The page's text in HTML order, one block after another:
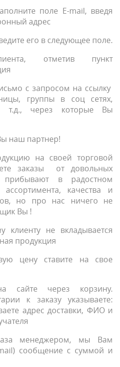
поле E-mail, введя
адрес
его в следующее поле.
отметив пункт
с запросом на ссылку
группы в соц сетях,
т.д., через которые Вы
наш партнер!
на своей торговой
заказы от довольных
в радостном
качества и
но про нас ничего не
Вы !
не вкладывается
продукция
цену ставите на свое
сайте через корзину.
к заказу указываете:
адрес доставки, ФИО и
менеджером, мы Вам
сообщение с суммой и